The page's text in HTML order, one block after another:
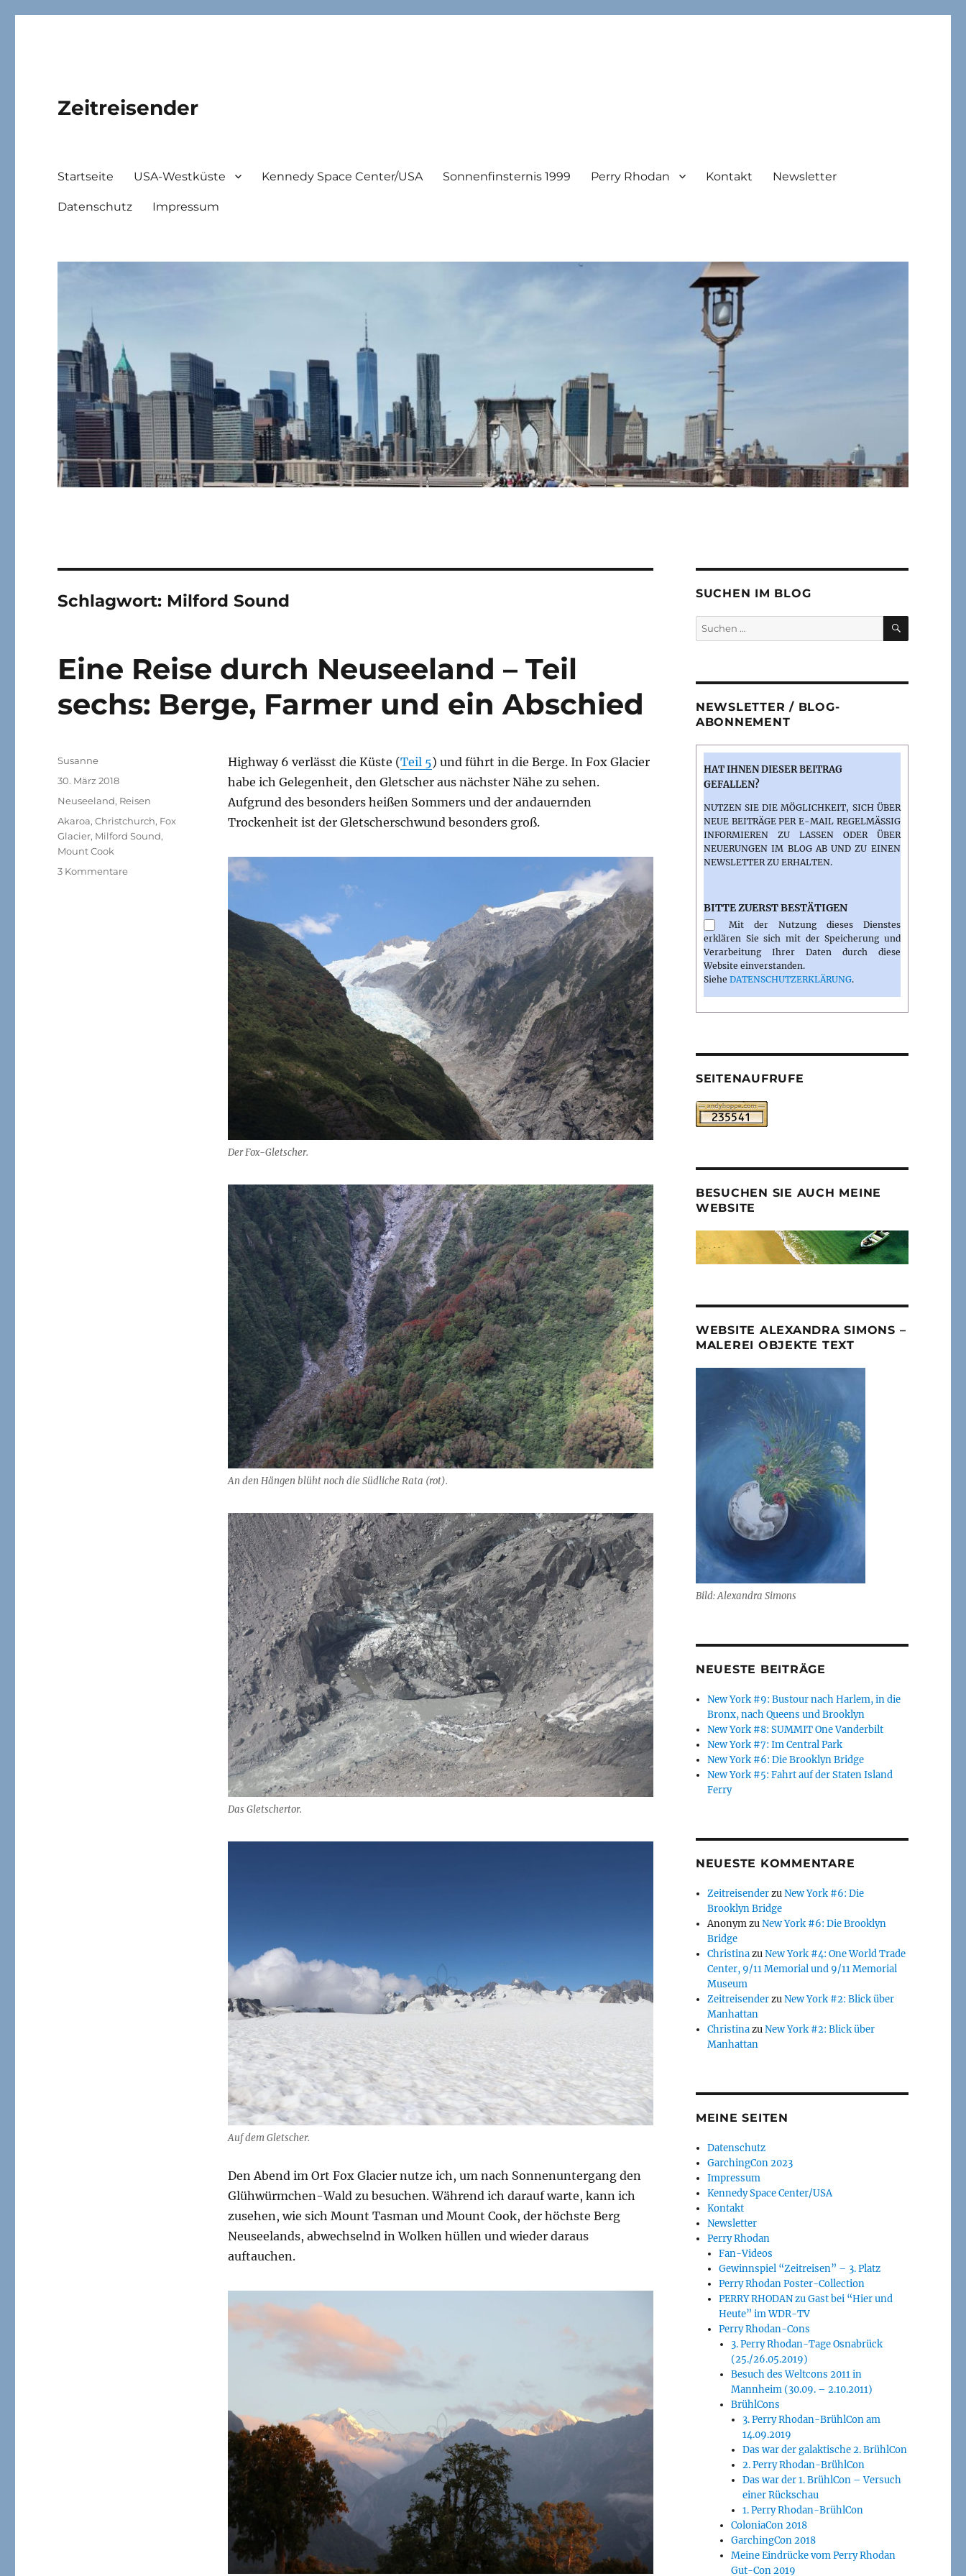
Zeitreisender
Startseite USA-Westküste Kennedy Space Center/USA Sonnenfinsternis 1999 Perry Rhodan Kontakt Newsletter
Datenschutz Impressum
Schlagwort: Milford Sound
Eine Reise durch Neuseeland – Teil
sechs: Berge, Farmer und ein Abschied
Highway 6 verlässt die Küste (Teil 5) und führt in die Berge. In Fox Glacier
habe ich Gelegenheit, den Gletscher aus nächster Nähe zu sehen.
Aufgrund des besonders heißen Sommers und der andauernden
Trockenheit ist der Gletscherschwund besonders groß.
Der Fox-Gletscher.
An den Hängen blüht noch die Südliche Rata (rot).
Das Gletschertor.
Auf dem Gletscher.
Den Abend im Ort Fox Glacier nutze ich, um nach Sonnenuntergang den
Glühwürmchen-Wald zu besuchen. Während ich darauf warte, kann ich
zusehen, wie sich Mount Tasman und Mount Cook, der höchste Berg
Neuseelands, abwechselnd in Wolken hüllen und wieder daraus
auftauchen.
Autor
Susanne
Veröffentlicht
30. März 2018
Kategorien
Neuseeland, Reisen
Schlagwörter
Akaroa,Christchurch, Fox
Glacier, Milford Sound,
Mount Cook
3 Kommentarezu
SUCHEN IM BLOG
Suchen
nach:
SUCHEN
NEWSLETTER / BLOG-
ABONNEMENT
HAT IHNEN DIESER BEITRAG
GEFALLEN?
NUTZEN SIE DIE MÖGLICHKEIT, SICH ÜBER
NEUE BEITRÄGE PER E-MAIL REGELMÄSSIG I
NFORMIEREN ZU LASSEN ODER ÜBER N
EUERUNGEN IM BLOG AB UND ZU EINEN N
EWSLETTER ZU ERHALTEN.
BITTE ZUERST BESTÄTIGEN
Mit der Nutzung dieses Dienstes
erklären Sie sich mit der Speicherung und
Verarbeitung Ihrer Daten durch diese
Website einverstanden.
Siehe DATENSCHUTZERKLÄRUNG.
SEITENAUFRUFE
BESUCHEN SIE AUCH MEINE
WEBSITE
WEBSITE ALEXANDRA SIMONS –
MALEREI OBJEKTE TEXT
Bild: Alexandra Simons
NEUESTE BEITRÄGE
New York #9: Bustour nach Harlem, in die
Bronx, nach Queens und Brooklyn
New York #8: SUMMIT One Vanderbilt
New York #7: Im Central Park
New York #6: Die Brooklyn Bridge
New York #5: Fahrt auf der Staten Island
Ferry
NEUESTE KOMMENTARE
ZeitreisenderzuNew York #6: Die
Brooklyn Bridge
AnonymzuNew York #6: Die Brooklyn
Bridge
ChristinazuNew York #4: One World Trade
Center, 9/11 Memorial und 9/11 Memorial
Museum
ZeitreisenderzuNew York #2: Blick über
Manhattan
ChristinazuNew York #2: Blick über
Manhattan
MEINE SEITEN
Datenschutz
GarchingCon 2023
Impressum
Kennedy Space Center/USA
Kontakt
Newsletter
Perry Rhodan
Fan-Videos
Gewinnspiel “Zeitreisen” – 3. Platz
Perry Rhodan Poster-Collection
PERRY RHODAN zu Gast bei “Hier und
Heute” im WDR-TV
Perry Rhodan-Cons
3. Perry Rhodan-Tage Osnabrück
(25./26.05.2019)
Besuch des Weltcons 2011 in
Mannheim (30.09. – 2.10.2011)
BrühlCons
3. Perry Rhodan-BrühlCon am
14.09.2019
Das war der galaktische 2. BrühlCon
2. Perry Rhodan-BrühlCon
Das war der 1. BrühlCon – Versuch
einer Rückschau
1. Perry Rhodan-BrühlCon
ColoniaCon 2018
GarchingCon 2018
Meine Eindrücke vom Perry Rhodan
Gut-Con 2019